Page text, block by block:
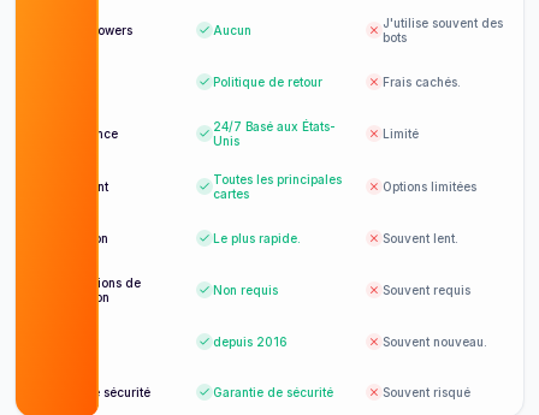
Bot Followers Aucun
J'utilise souvent des
bots
Politique de retour Frais cachés.
Assistance 24/7 Basé aux États-
Unis
Limité
Paiement
Toutes les principales
cartes
Options limitées
Livraison Le plus rapide. Souvent lent.
Informations de
connexion
Non requis Souvent requis
depuis 2016 Souvent nouveau.
Compte sécurité Garantie de sécurité Souvent risqué